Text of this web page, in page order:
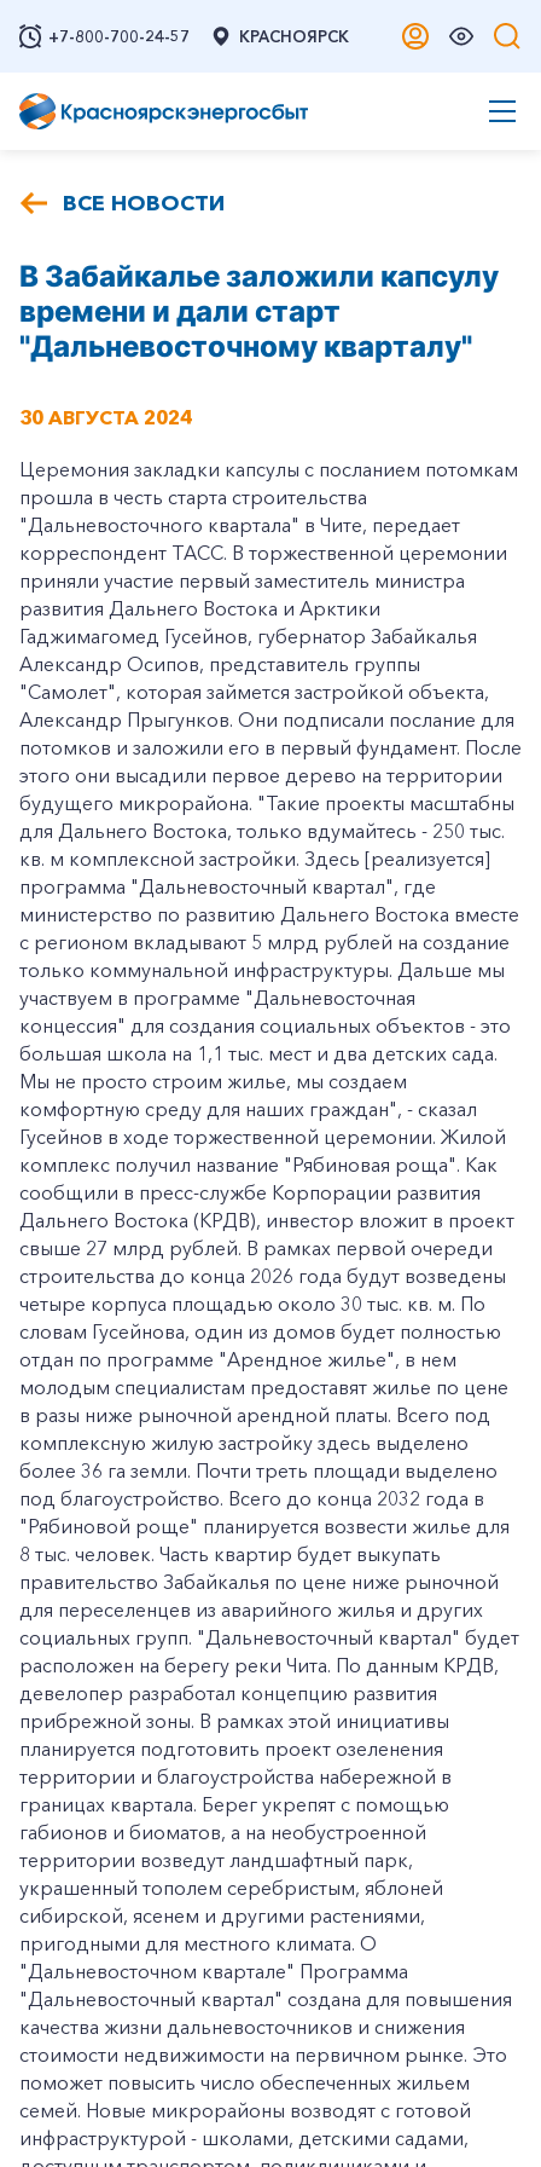
+7-800-700-24-57 КРАСНОЯРСК
ВСЕ НОВОСТИ
В Забайкалье заложили капсулу
времени и дали старт
"Дальневосточному кварталу"
30 АВГУСТА 2024
Церемония закладки капсулы с посланием потомкам
прошла в честь старта строительства
"Дальневосточного квартала" в Чите, передает
корреспондент ТАСС. В торжественной церемонии
приняли участие первый заместитель министра
развития Дальнего Востока и Арктики
Гаджимагомед Гусейнов, губернатор Забайкалья
Александр Осипов, представитель группы
"Самолет", которая займется застройкой объекта,
Александр Прыгунков. Они подписали послание для
потомков и заложили его в первый фундамент. После
этого они высадили первое дерево на территории
будущего микрорайона. "Такие проекты масштабны
для Дальнего Востока, только вдумайтесь - 250 тыс.
кв. м комплексной застройки. Здесь [реализуется]
программа "Дальневосточный квартал", где
министерство по развитию Дальнего Востока вместе
с регионом вкладывают 5 млрд рублей на создание
только коммунальной инфраструктуры. Дальше мы
участвуем в программе "Дальневосточная
концессия" для создания социальных объектов - это
большая школа на 1,1 тыс. мест и два детских сада.
Мы не просто строим жилье, мы создаем
комфортную среду для наших граждан", - сказал
Гусейнов в ходе торжественной церемонии. Жилой
комплекс получил название "Рябиновая роща". Как
сообщили в пресс-службе Корпорации развития
Дальнего Востока (КРДВ), инвестор вложит в проект
свыше 27 млрд рублей. В рамках первой очереди
строительства до конца 2026 года будут возведены
четыре корпуса площадью около 30 тыс. кв. м. По
словам Гусейнова, один из домов будет полностью
отдан по программе "Арендное жилье", в нем
молодым специалистам предоставят жилье по цене
в разы ниже рыночной арендной платы. Всего под
комплексную жилую застройку здесь выделено
более 36 га земли. Почти треть площади выделено
под благоустройство. Всего до конца 2032 года в
"Рябиновой роще" планируется возвести жилье для
8 тыс. человек. Часть квартир будет выкупать
правительство Забайкалья по цене ниже рыночной
для переселенцев из аварийного жилья и других
социальных групп. "Дальневосточный квартал" будет
расположен на берегу реки Чита. По данным КРДВ,
девелопер разработал концепцию развития
прибрежной зоны. В рамках этой инициативы
планируется подготовить проект озеленения
территории и благоустройства набережной в
границах квартала. Берег укрепят с помощью
габионов и биоматов, а на необустроенной
территории возведут ландшафтный парк,
украшенный тополем серебристым, яблоней
сибирской, ясенем и другими растениями,
пригодными для местного климата. О
"Дальневосточном квартале" Программа
"Дальневосточный квартал" создана для повышения
качества жизни дальневосточников и снижения
стоимости недвижимости на первичном рынке. Это
поможет повысить число обеспеченных жильем
семей. Новые микрорайоны возводят с готовой
инфраструктурой - школами, детскими садами,